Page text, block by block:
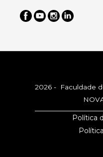
2026 - Faculdade
Política